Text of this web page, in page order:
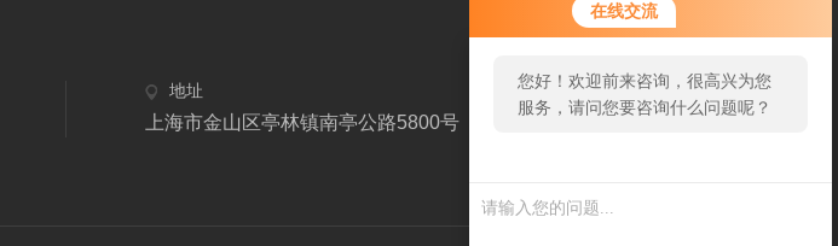
在线交流
您好！欢迎前来咨询，很高兴为您
服务，请问您要咨询什么问题呢？
了需求产品，您可以直接在线与我
地址
上海市金山区亭林镇南亭公路5800号